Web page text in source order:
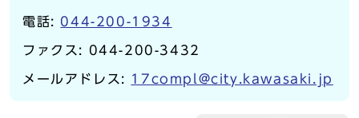
電話: 044-200-1934
ファクス: 044-200-3432
メールアドレス: 17compl@city.kawasaki.jp